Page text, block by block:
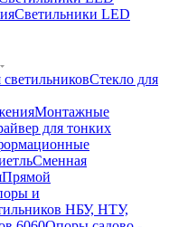
Светильники LED
Стекло для
Монтажные
для тонких
Сменная
Прямой
и
НБУ, НТУ,